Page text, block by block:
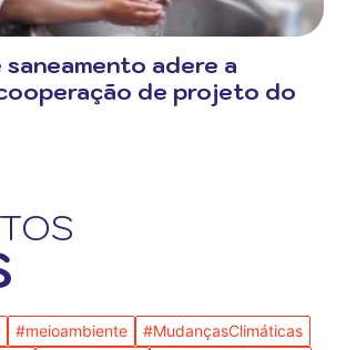
saneamento adere a
de projeto do
#meioambiente
#MudançasClimáticas